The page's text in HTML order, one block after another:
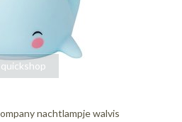
quickshop
nachtlampje walvis